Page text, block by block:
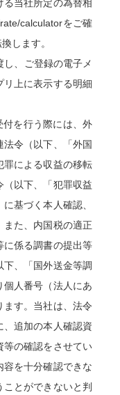
当社所定の為替相
calculatorをご確
します。
、ご登録の電子メ
上に表示する明細
を行う際には、外
令（以下、「外国
罪による収益の移転
以下、「犯罪収益
基づく本人確認、
た、内国税の適正
に係る調書の提出等
、「国外送金等調
人番号（法人にあ
ます。当社は、法令
追加の本人確認資
等の確認をさせてい
を十分確認できな
とができないと判